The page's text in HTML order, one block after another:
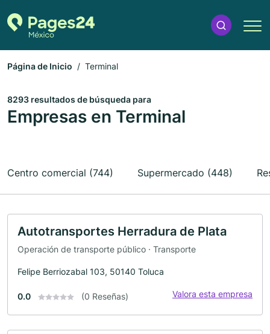
Página de Inicio Terminal
8293 resultados de búsqueda para
Empresas en Terminal
Centro comercial (744) Supermercado (448)
Autotransportes Herradura de Plata
Operación de transporte público · Transporte
Felipe Berriozabal 103, 50140 Toluca
0.0 (0 Reseñas) Valora esta empresa